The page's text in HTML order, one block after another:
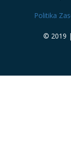
Politika
© 2019